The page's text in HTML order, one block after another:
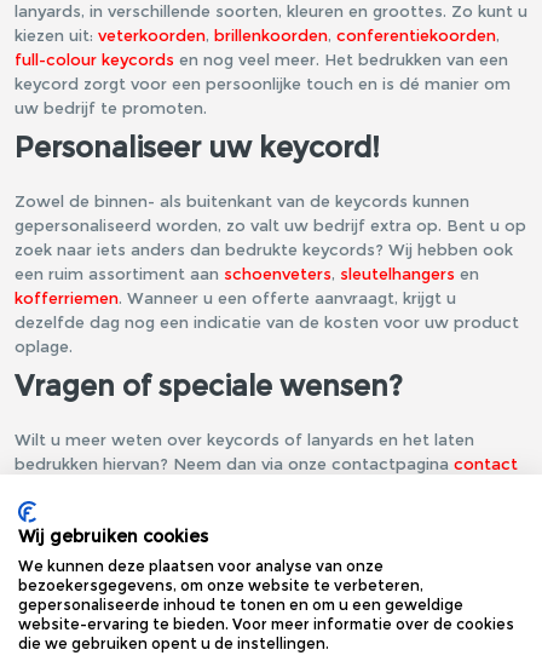
lanyards, in verschillende soorten, kleuren en groottes. Zo kunt u
kiezen uit: veterkoorden, brillenkoorden, conferentiekoorden,
full-colour keycords en nog veel meer. Het bedrukken van een
keycord zorgt voor een persoonlijke touch en is dé manier om
uw bedrijf te promoten.
Personaliseer uw keycord!
Zowel de binnen- als buitenkant van de keycords kunnen
gepersonaliseerd worden, zo valt uw bedrijf extra op. Bent u op
zoek naar iets anders dan bedrukte keycords? Wij hebben ook
een ruim assortiment aan schoenveters, sleutelhangers en
kofferriemen. Wanneer u een offerte aanvraagt, krijgt u
dezelfde dag nog een indicatie van de kosten voor uw product
oplage.
Vragen of speciale wensen?
Wilt u meer weten over keycords of lanyards en het laten
bedrukken hiervan? Neem dan via onze contactpagina contact
Ook kunt u gerust met ons bellen. Wij vertellen u graag meer
over al onze mogelijkheden.
Wij gebruiken cookies
We kunnen deze plaatsen voor analyse van onze
bezoekersgegevens, om onze website te verbeteren,
gepersonaliseerde inhoud te tonen en om u een geweldige
website-ervaring te bieden. Voor meer informatie over de cookies
die we gebruiken opent u de instellingen.